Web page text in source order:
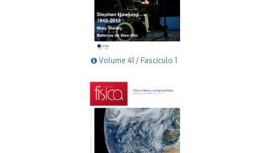
Volume 41 / Fascículo 1